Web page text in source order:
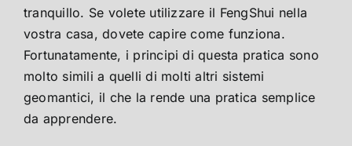
tranquillo. Se volete utilizzare il FengShui nella
vostra casa, dovete capire come funziona.
Fortunatamente, i principi di questa pratica sono
molto simili a quelli di molti altri sistemi
geomantici, il che la rende una pratica semplice
da apprendere.